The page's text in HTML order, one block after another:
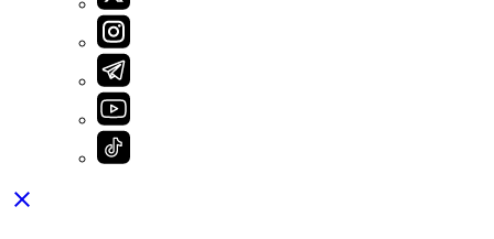
close